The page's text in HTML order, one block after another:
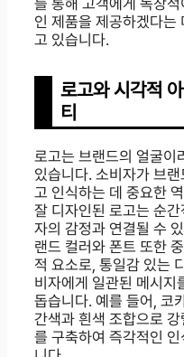
를 통해 고객에게 독창적
인 제품을 제공하겠다는
고 있습니다.
로고와 시각적
티
로고는 브랜드의 얼굴이
있습니다. 소비자가 브
고 인식하는 데 중요한
잘 디자인된 로고는 순간
자의 감정과 연결될 수
랜드 컬러와 폰트 또한
적 요소로, 통일감 있는
비자에게 일관된 메시지
돕습니다. 예를 들어, 코
간색과 흰색 조합으로 강
를 구축하여 즉각적인